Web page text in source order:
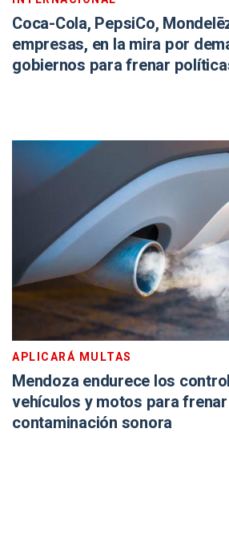
Coca-Cola, PepsiCo,
empresas, en la mira por
gobiernos para frenar
APLICARÁ MULTAS
Mendoza endurece los
vehículos y motos para
contaminación sonora